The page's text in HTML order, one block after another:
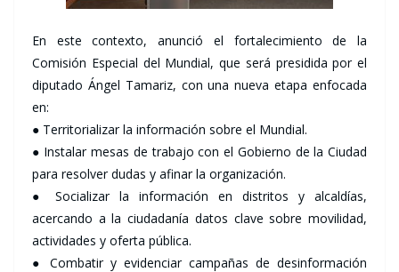
En este contexto, anunció el fortalecimiento de la
Comisión Especial del Mundial, que será presidida por el
diputado Ángel Tamariz, con una nueva etapa enfocada
en:
● Territorializar la información sobre el Mundial.
● Instalar mesas de trabajo con el Gobierno de la Ciudad
para resolver dudas y afinar la organización.
● Socializar la información en distritos y alcaldías,
acercando a la ciudadanía datos clave sobre movilidad,
actividades y oferta pública.
● Combatir y evidenciar campañas de desinformación